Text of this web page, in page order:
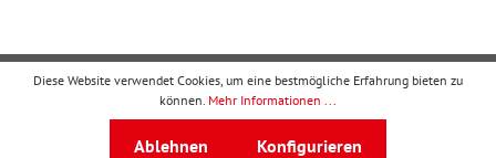
Diese Website verwendet Cookies, um eine bestmögliche Erfahrung bieten zu
können. Mehr Informationen ...
Ablehnen Konfigurieren